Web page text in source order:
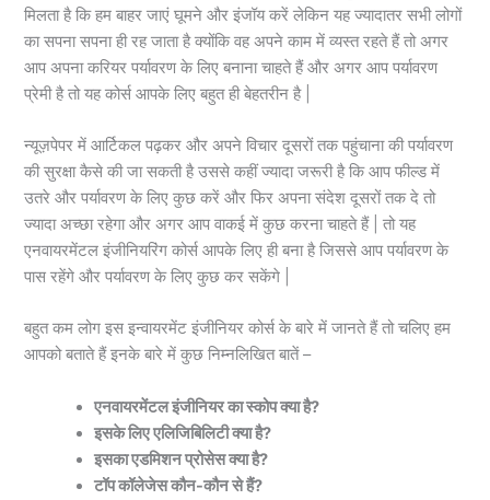
मिलता है कि हम बाहर जाएं घूमने और इंजॉय करें लेकिन यह ज्यादातर सभी लोगों
का सपना सपना ही रह जाता है क्योंकि वह अपने काम में व्यस्त रहते हैं तो अगर
आप अपना करियर पर्यावरण के लिए बनाना चाहते हैं और अगर आप पर्यावरण
प्रेमी है तो यह कोर्स आपके लिए बहुत ही बेहतरीन है |
न्यूज़पेपर में आर्टिकल पढ़कर और अपने विचार दूसरों तक पहुंचाना की पर्यावरण
की सुरक्षा कैसे की जा सकती है उससे कहीं ज्यादा जरूरी है कि आप फील्ड में
उतरे और पर्यावरण के लिए कुछ करें और फिर अपना संदेश दूसरों तक दे तो
ज्यादा अच्छा रहेगा और अगर आप वाकई में कुछ करना चाहते हैं | तो यह
एनवायरमेंटल इंजीनियरिंग कोर्स आपके लिए ही बना है जिससे आप पर्यावरण के
पास रहेंगे और पर्यावरण के लिए कुछ कर सकेंगे |
बहुत कम लोग इस इन्वायरमेंट इंजीनियर कोर्स के बारे में जानते हैं तो चलिए हम
आपको बताते हैं इनके बारे में कुछ निम्नलिखित बातें –
एनवायरमेंटल इंजीनियर का स्कोप क्या है?
इसके लिए एलिजिबिलिटी क्या है?
इसका एडमिशन प्रोसेस क्या है?
टॉप कॉलेजेस कौन-कौन से हैं?